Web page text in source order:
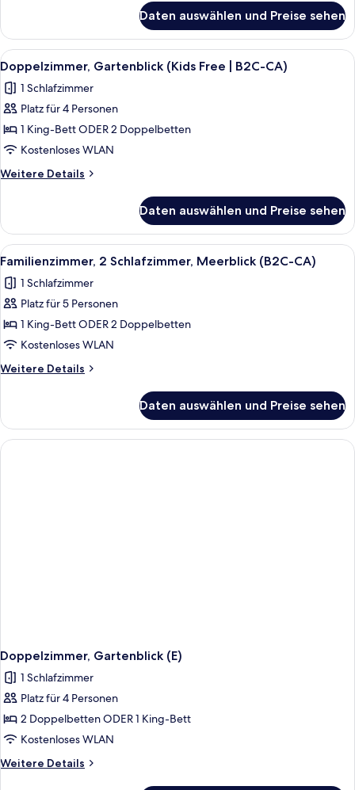
anzeigen
Gartenblick
(Kids
Free
C)
Daten auswählen und Preise sehen
Alle
Fotos
für
Doppelzimmer,
Gartenblick
(Kids
Free
|
CA)
anzeigen
Ein Hotelzimmer mit einem großen
5
Doppelzimmer, Gartenblick (Kids Free | B2C-CA)
1 Schlafzimmer
Platz für 4 Personen
1 King-Bett ODER 2 Doppelbetten
Kostenloses WLAN
Weitere Details
Weitere
Gartenblick
(Kids
Free
B2C-
CA)
Daten auswählen und Preise sehen
Alle
Fotos
für
Familienzimmer,
2 Schlafzimmer,
Meerblick
(B2C-
CA)
Ein Hotelzimmer mit Bett,
5
Familienzimmer, 2 Schlafzimmer, Meerblick (B2C-CA)
1 Schlafzimmer
Platz für 5 Personen
1 King-Bett ODER 2 Doppelbetten
Kostenloses WLAN
Weitere Details
Weitere
2 Schlafzimmer,
Meerblick
(B2C-
Daten auswählen und Preise sehen
Doppelzimmer, Gartenblick (E)
1 Schlafzimmer
Platz für 4 Personen
2 Doppelbetten ODER 1 King-Bett
Kostenloses WLAN
Weitere Details
Weitere